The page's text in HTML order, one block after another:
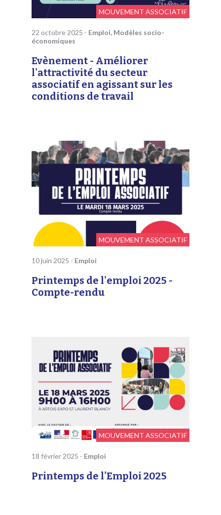
MOUVEMENT ASSOCIATIF
22 octobre 2025 - Emploi, Modèles socio-
économiques
Evènement - Améliorer
l'attractivité du secteur
associatif en agissant sur les
conditions de travail
MOUVEMENT ASSOCIATIF
10 juin 2025 - Emploi
Printemps de l'emploi 2025 -
Compte-rendu
MOUVEMENT ASSOCIATIF
18 février 2025 - Emploi
Printemps de l'Emploi 2025